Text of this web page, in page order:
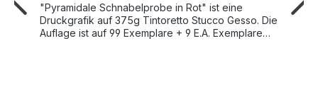
"Pyramidale Schnabelprobe in Rot" ist eine
Druckgrafik auf 375g Tintoretto Stucco Gesso. Die
Auflage ist auf 99 Exemplare + 9 E.A. Exemplare